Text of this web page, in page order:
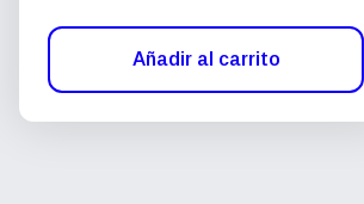
Añadir al carrito